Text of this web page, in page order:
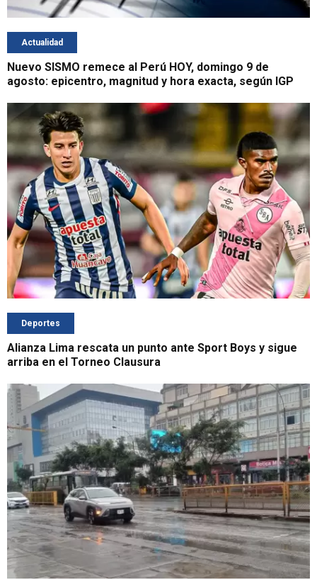
Actualidad
Nuevo SISMO remece al Perú HOY, domingo 9 de
agosto: epicentro, magnitud y hora exacta, según IGP
Deportes
Alianza Lima rescata un punto ante Sport Boys y sigue
arriba en el Torneo Clausura